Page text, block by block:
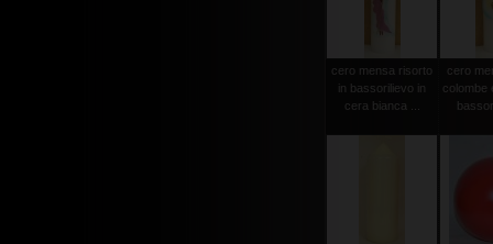
cero mensa risorto
in bassorilievo in
cera bianca ...
cero
colombe